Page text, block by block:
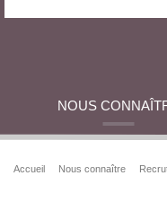
NOUS
Accueil Nous connaître